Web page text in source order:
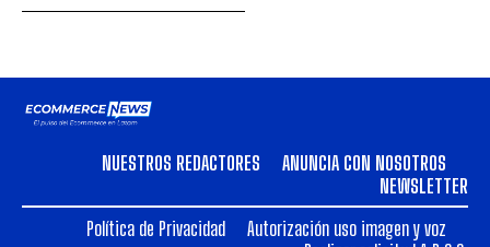
NUESTROS REDACTORES
ANUNCIA CON NOSOTROS
NEWSLETTER
Política de Privacidad
Autorización uso imagen y voz